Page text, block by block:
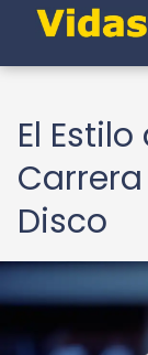
El
Disco